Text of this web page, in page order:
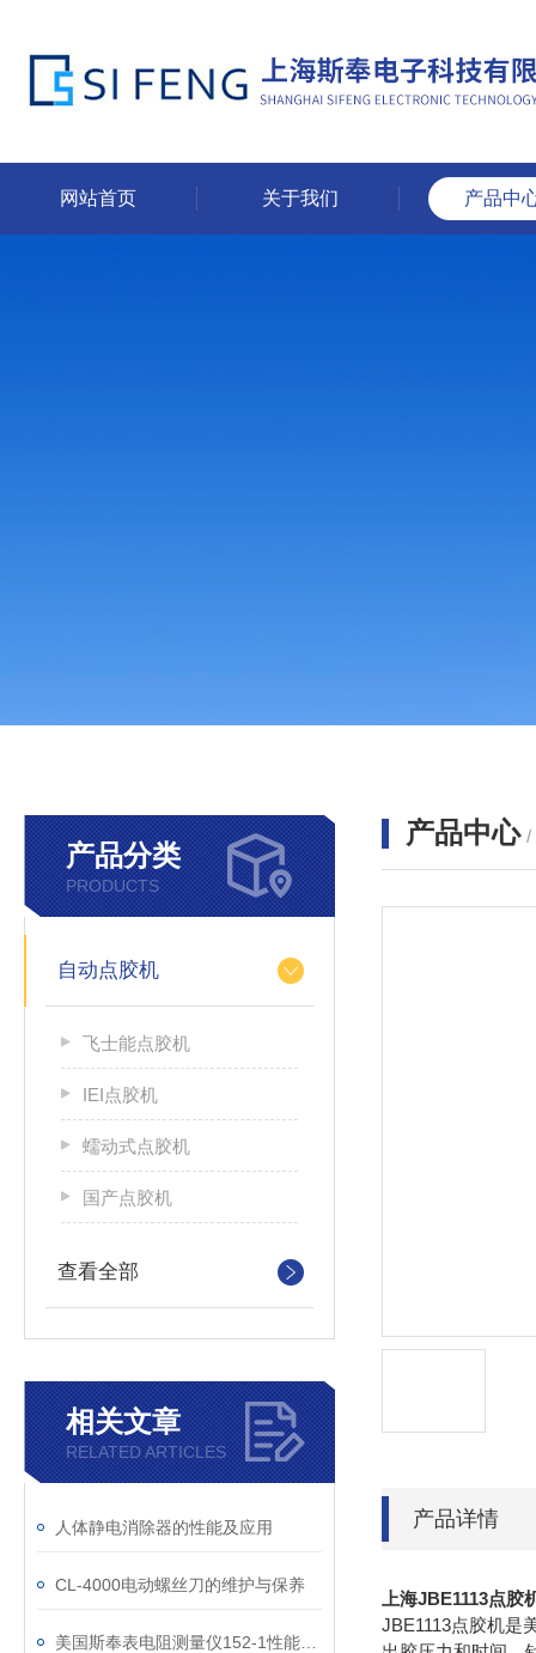
网站首页 关于我们 产品中
产品分类
PRODUCTS
自动点胶机
飞士能点胶机
IEI点胶机
蠕动式点胶机
国产点胶机
查看全部
相关文章
RELATED ARTICLES
人体静电消除器的性能及应用
CL-4000电动螺丝刀的维护与保养
产品中心 /
产品详情
上海JBE1113点
JBE1113点胶机是